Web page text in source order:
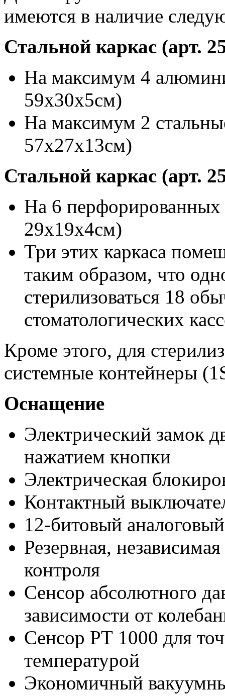
имеются в наличие
Стальной каркас (арт.
На максимум 4
59x30x5см)
На максимум 2
57x27x13см)
Стальной каркас (арт.
На 6 перфорированных
29x19x4см)
Три этих каркаса
таким образом, что
стерилизоваться 18
стоматологических
Кроме этого, для
системные контейнеры
Оснащение
Электрический замок
нажатием кнопки
Электрическая
Контактный
12-битовый
Резервная,
контроля
Сенсор абсолютного
зависимости от
Сенсор РТ 1000 для
температурой
Экономичный